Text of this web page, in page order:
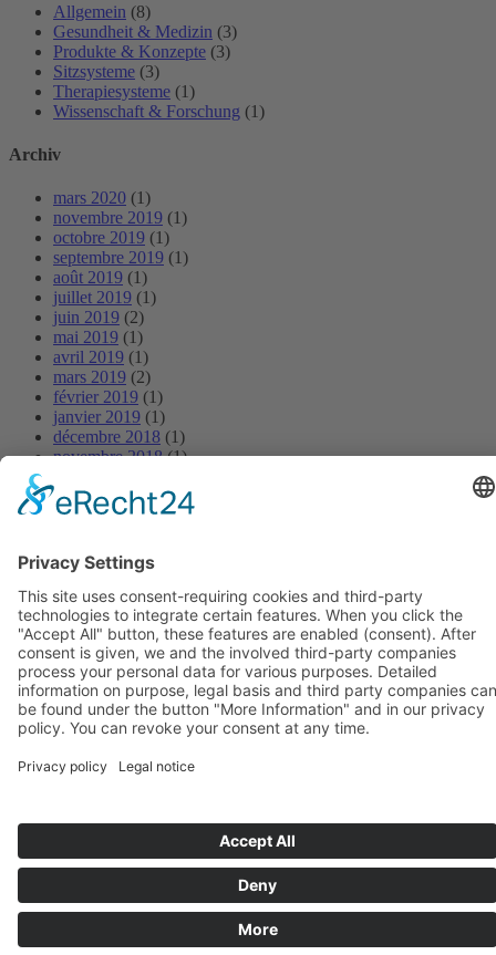
Allgemein (8)
Gesundheit & Medizin (3)
Produkte & Konzepte (3)
Sitzsysteme (3)
Therapiesysteme (1)
Wissenschaft & Forschung (1)
Archiv
mars 2020 (1)
novembre 2019 (1)
octobre 2019 (1)
septembre 2019 (1)
août 2019 (1)
juillet 2019 (1)
juin 2019 (2)
mai 2019 (1)
avril 2019 (1)
mars 2019 (2)
février 2019 (1)
janvier 2019 (1)
décembre 2018 (1)
novembre 2018(1)
septembre 2018(1)
août 2018(1)
juin 2018(1)
mai 2018
(1)
avril 2018(1)
mars 2018(1)
février 2018(1)
janvier 2018 (1)
Systèmes d’assise de BIOSWING
Systèmes thérapeutiques de BIOSWING
Systèmes d’entraînement de BIOSWING
Mentions légales